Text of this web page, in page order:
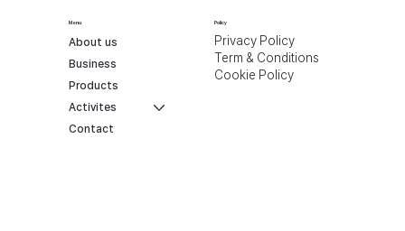
Menu
About us
Business
Products
Activites
Contact
Policy
Privacy Policy
Term & Conditions
Cookie Policy